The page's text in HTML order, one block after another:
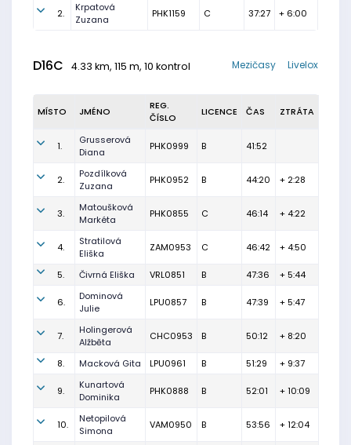
2.
Krpatová
Zuzana
PHK1159 C 37:27 + 6:00
D16C 4.33 km, 115 m, 10 kontrol Livelox
Mezičasy
MÍSTO JMÉNO
REG.
ČÍSLO
LICENCE ČAS ZTRÁTA
1.
Grusserová
Diana
PHK0999 B 41:52
2.
Pozdílková
Zuzana
PHK0952 B 44:20 + 2:28
3.
Matoušková
Markéta
PHK0855 C 46:14 + 4:22
4.
Stratilová
Eliška
ZAM0953 C 46:42 + 4:50
5. Čivrná Eliška VRL0851 B 47:36 + 5:44
6.
Dominová
Julie
LPU0857 B 47:39 + 5:47
7.
Holingerová
Alžběta
CHC0953 B 50:12 + 8:20
8. Macková Gita LPU0961 B 51:29 + 9:37
9.
Kunartová
Dominika
PHK0888 B 52:01 + 10:09
10.
Netopilová
Simona
VAM0950 B 53:56 + 12:04